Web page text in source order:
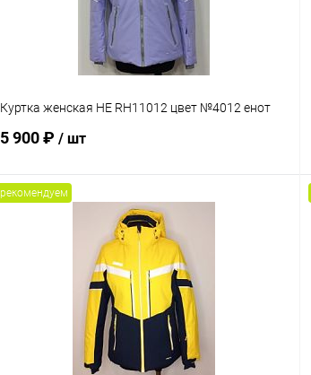
Куртка женская HE RH11012 цвет №4012 енот
5 900 ₽ / шт
В корзину
В наличии
S 2XL
рекомендуем